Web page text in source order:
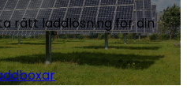
rätt laddlösning för din